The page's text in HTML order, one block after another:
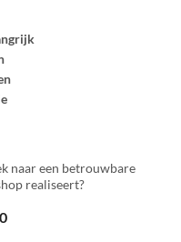
naar een betrouwbare
realiseert?